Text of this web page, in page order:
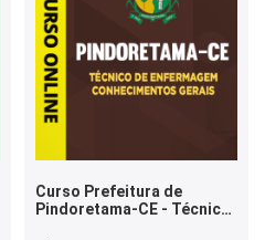
Curso Prefeitura de
Pindoretama-CE - Técnico